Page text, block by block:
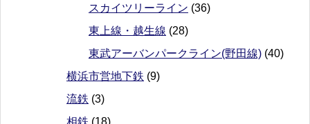
スカイツリーライン (36)
東上線・越生線 (28)
東武アーバンパークライン(野田線) (40)
横浜市営地下鉄 (9)
流鉄 (3)
相鉄 (18)